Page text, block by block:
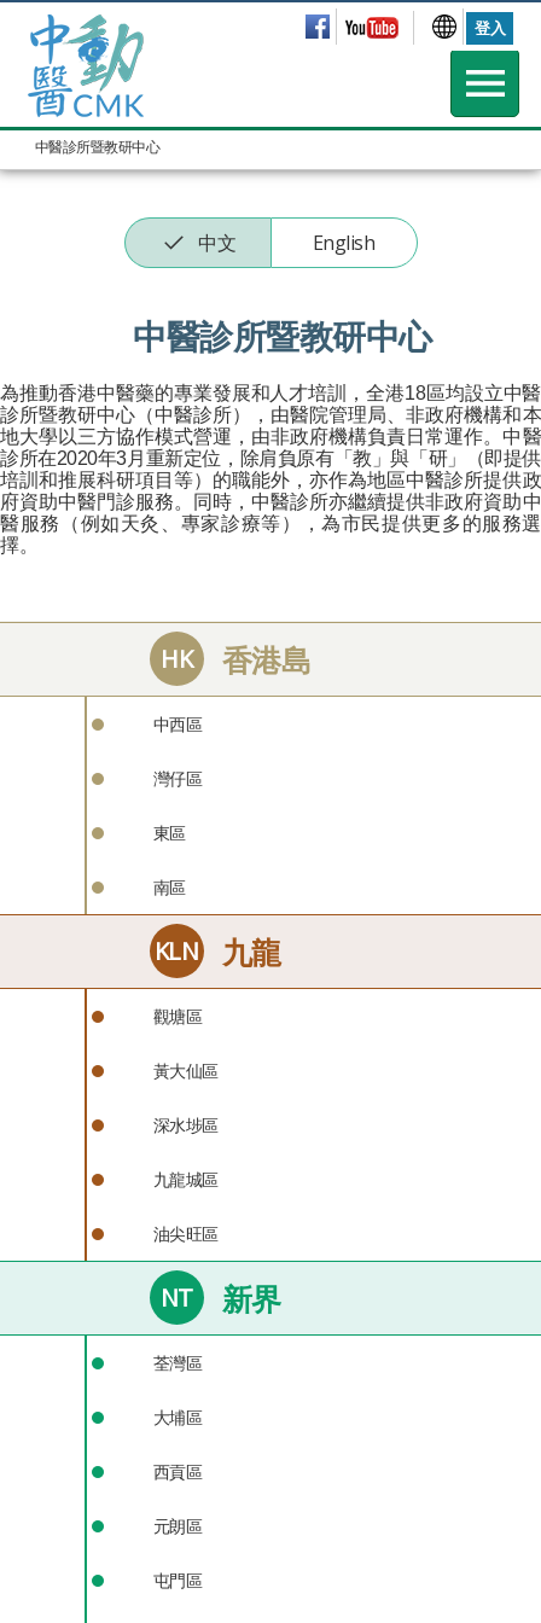
登入
中醫診所暨教研中心
中文 English
中醫診所暨教研中心
為推動香港中醫藥的專業發展和人才培訓，全港18區均設立中醫
診所暨教研中心（中醫診所），由醫院管理局、非政府機構和本
地大學以三方協作模式營運，由非政府機構負責日常運作。中醫
診所在2020年3月重新定位，除肩負原有「教」與「研」（即提供
培訓和推展科研項目等）的職能外，亦作為地區中醫診所提供政
府資助中醫門診服務。同時，中醫診所亦繼續提供非政府資助中
醫服務（例如天灸、專家診療等），為市民提供更多的服務選
擇。
中西區
灣仔區
東區
南區
觀塘區
黃大仙區
深水埗區
九龍城區
油尖旺區
荃灣區
大埔區
西貢區
元朗區
屯門區